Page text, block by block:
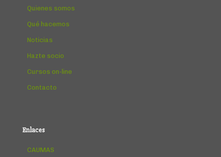
Quienes somos
Qué hacemos
Noticias
Hazte socio
Cursos on-line
Contacto
Enlaces
CAUMAS